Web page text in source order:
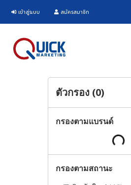
เข้าสู่ระบบ สมัครสมาชิก
ตัวกรอง (0)
กรองตามแบรนด์
กรองตามสถานะ